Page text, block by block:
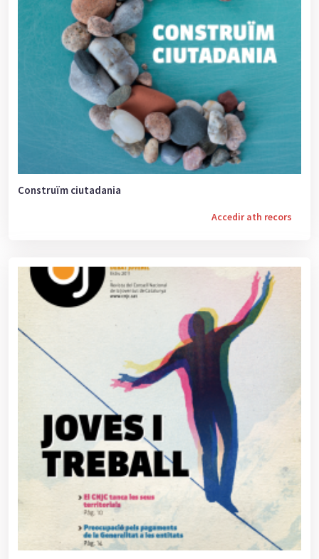
Construïm ciutadania
Accedir ath recors